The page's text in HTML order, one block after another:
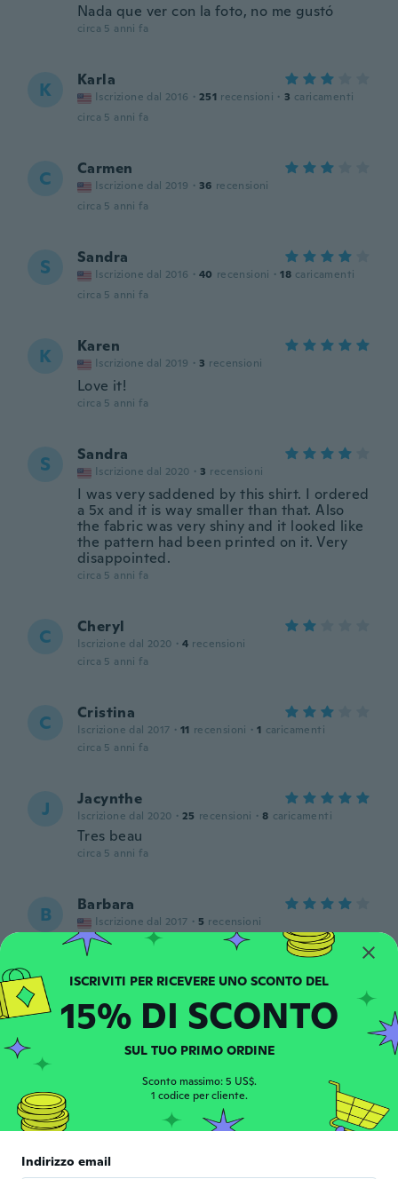
Nada que ver con la foto, no me gustó
circa 5 anni fa
K Karla
Iscrizione dal 2016 · 251 recensioni · 3 caricamenti
circa 5 anni fa
C Carmen
Iscrizione dal 2019 · 36 recensioni
circa 5 anni fa
S Sandra
Iscrizione dal 2016 · 40 recensioni · 18 caricamenti
circa 5 anni fa
K Karen
Iscrizione dal 2019 · 3 recensioni
Love it!
circa 5 anni fa
S Sandra
Iscrizione dal 2020 · 3 recensioni
I was very saddened by this shirt. I ordered
a 5x and it is way smaller than that. Also
the fabric was very shiny and it looked like
the pattern had been printed on it. Very
disappointed.
circa 5 anni fa
C Cheryl
Iscrizione dal 2020 · 4 recensioni
circa 5 anni fa
C Cristina
Iscrizione dal 2017 · 11 recensioni · 1 caricamenti
circa 5 anni fa
J Jacynthe
Iscrizione dal 2020 · 25 recensioni · 8 caricamenti
Tres beau
circa 5 anni fa
B Barbara
Iscrizione dal 2017 · 5 recensioni
Pretty. Nice fabric and nicely made. Too
small across the shoulders. Ordered 5x
circa 5 anni fa
隆之
Iscrizione dal 2019 · 65 recensioni
B Iscrizione dal 2017 · 4 recensioni
Too tight in the bust.
15% DI SCONTO
SUL TUO PRIMO ORDINE
Sconto massimo: 5 US$.
1 codice per cliente.
Indirizzo email